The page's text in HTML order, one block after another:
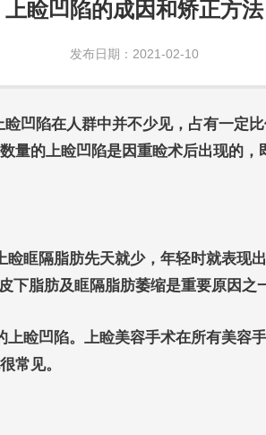
上睑凹陷的成因和矫正方法
发布日期：2021-02-10
凹陷在人群中并不少见，占有一定
量的上睑凹陷是因重睑术后出现的
隔脂肪先天就少，年轻时就表现出
脂肪及眶隔脂肪萎缩是重要原因之
凹陷。上睑美容手术在所有美容
常见。